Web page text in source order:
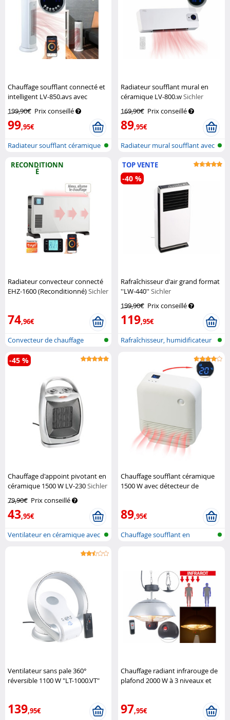
Chauffage soufflant connecté et
intelligent LV-850.avs avec
commandes vocalesSichler
Haushaltsgeräte
199,90€ Prix conseillé
99,95€
Radiateur soufflant céramique
Radiateur soufflant mural en
céramique LV-800.wSichler
169,90€ Prix conseillé
89,95€
Radiateur mural soufflant avec
RECONDITIONN
É
Radiateur convecteur connecté
EHZ-1600 (Reconditionné)Sichler
74,96€
Convecteur de chauffage
connecté
TOP VENTE
Rafraîchisseur d'air grand format
''LW-440''Sichler
199,90€ Prix conseillé
119,95€
-40 %
Rafraîchisseur, humidificateur
Chauffage d'appoint pivotant en
céramique 1500 W LV-230Sichler
79,90€ Prix conseillé
43,95€
-45 %
Ventilateur en céramique avec
Chauffage soufflant céramique
1500 W avec détecteur de
89,95€
Chauffage soufflant en
Ventilateur sans pale 360°
réversible 1100 W "LT-1000.VT"
139,95€
Chauffage radiant infrarouge de
plafond 2000 W à 3 niveaux et
97,95€